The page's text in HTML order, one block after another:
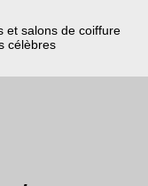
et salons de coiffure
célèbres